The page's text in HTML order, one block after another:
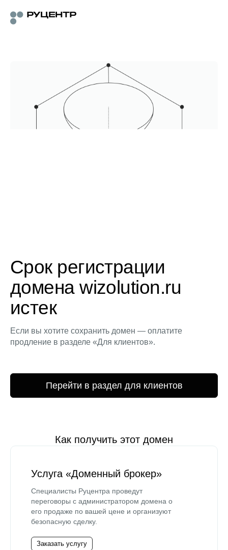
Срок регистрации
домена wizolution.ru
истек
Если вы хотите сохранить домен — оплатите
продление в разделе «Для клиентов».
Перейти в раздел для клиентов
Как получить этот домен
Услуга «Доменный брокер»
Специалисты Руцентра проведут
переговоры с администратором домена о
его продаже по вашей цене и организуют
безопасную сделку.
Заказать услугу